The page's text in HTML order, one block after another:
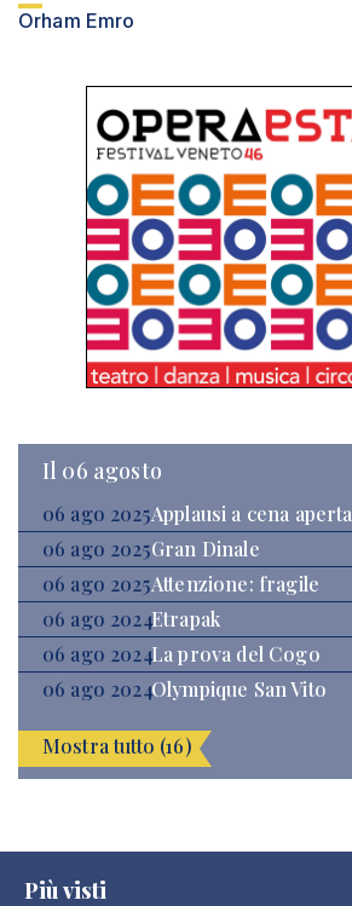
Orham Emro
Il 06 agosto
06 ago 2025Applausi a cena aperta
06 ago 2025Gran Dinale
06 ago 2025Attenzione: fragile
06 ago 2024Etrapak
06 ago 2024La prova del Cogo
06 ago 2024Olympique San Vito
Mostra tutto (16)
Più visti